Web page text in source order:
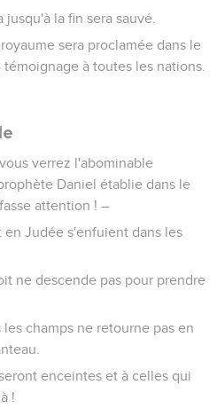
la fin sera sauvé.
sera proclamée dans le
à toutes les nations.
verrez l'abominable
Daniel établie dans le
attention ! –
en Judée s'enfuient dans les
ne descende pas pour prendre
champs ne retourne pas en
enceintes et à celles qui
!